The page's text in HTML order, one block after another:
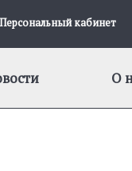
Персональный кабинет
О